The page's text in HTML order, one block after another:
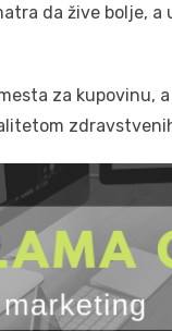
da žive bolje, a
za kupovinu,